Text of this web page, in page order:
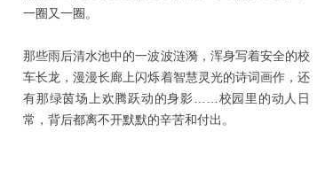
一圈又一圈。
那些雨后清水池中的一波波涟漪，浑身写着安全的校
车长龙，漫漫长廊上闪烁着智慧灵光的诗词画作，还
有那绿茵场上欢腾跃动的身影……校园里的动人日
常，背后都离不开默默的辛苦和付出。